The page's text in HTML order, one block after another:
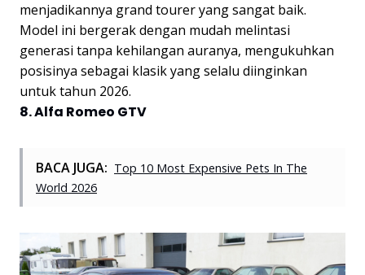
menjadikannya grand tourer yang sangat baik.
Model ini bergerak dengan mudah melintasi
generasi tanpa kehilangan auranya, mengukuhkan
posisinya sebagai klasik yang selalu diinginkan
untuk tahun 2026.
8. Alfa Romeo GTV
BACA JUGA: Top 10 Most Expensive Pets In The
World 2026